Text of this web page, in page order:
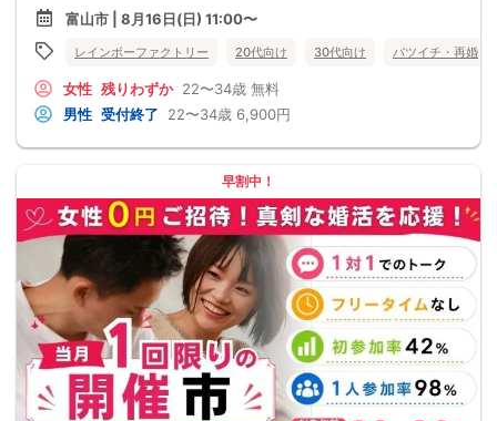
富山市 | 8月16日(日) 11:00〜
レインボーファクトリー 20代向け 30代向け バツイチ・再婚
女性 残りわずか 22〜34歳 無料
男性 受付終了 22〜34歳 6,900円
早割中！